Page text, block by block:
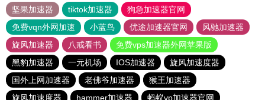
坚果加速器
tiktok加速器
狗急加速器官网
免费vqn外网加速
小蓝鸟 优途加速器官网
风驰加速器
旋风加速器
八戒看书
免费vps加速器外网苹果版
黑豹加速器
一元机场 IOS加速器
旋风加速度器
国外上网加速器
老佛爷加速器
猴王加速器
旋风加速度器
hammer加速器
蚂蚁vp加速器官网